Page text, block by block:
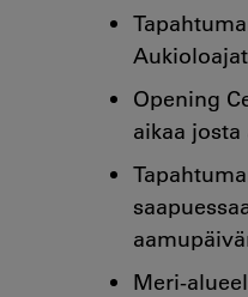
Aukioloajat
Opening
aikaa
Meri-